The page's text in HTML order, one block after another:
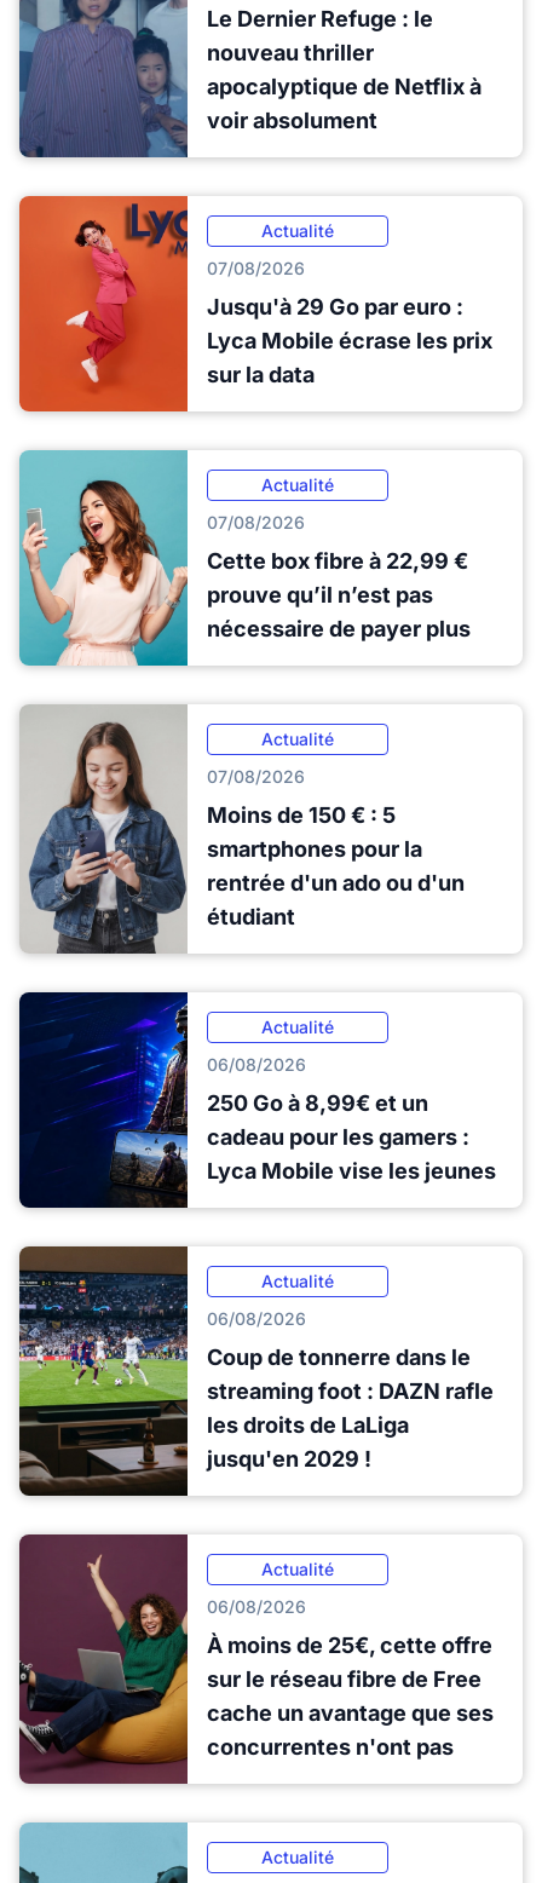
Le Dernier Refuge : le
nouveau thriller
apocalyptique de Netflix à
voir absolument
Actualité
07/08/2026
Jusqu'à 29 Go par euro :
Lyca Mobile écrase les prix
sur la data
Actualité
07/08/2026
Cette box fibre à 22,99 €
prouve qu’il n’est pas
nécessaire de payer plus
Actualité
07/08/2026
Moins de 150 € : 5
smartphones pour la
rentrée d'un ado ou d'un
étudiant
Actualité
06/08/2026
250 Go à 8,99€ et un
cadeau pour les gamers :
Lyca Mobile vise les jeunes
Actualité
06/08/2026
Coup de tonnerre dans le
streaming foot : DAZN rafle
les droits de LaLiga
jusqu'en 2029 !
Actualité
06/08/2026
À moins de 25€, cette offre
sur le réseau fibre de Free
cache un avantage que ses
concurrentes n'ont pas
Actualité